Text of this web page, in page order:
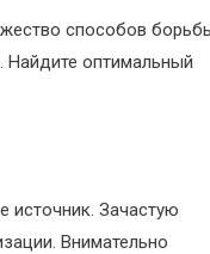
способов
Найдите оптимальный
источник. Зачастую
Внимательно